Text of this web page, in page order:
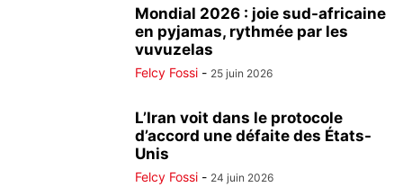
Mondial 2026 : joie sud-africaine
en pyjamas, rythmée par les
vuvuzelas
Felcy Fossi - 25 juin 2026
L’Iran voit dans le protocole
d’accord une défaite des États-
Unis
Felcy Fossi - 24 juin 2026